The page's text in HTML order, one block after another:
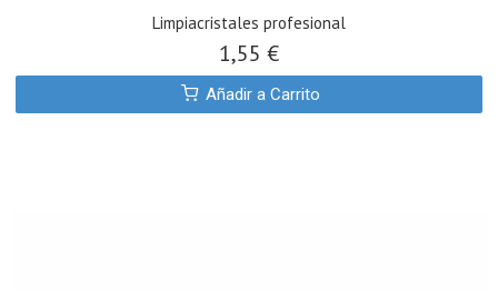
Limpiacristales profesional
1,55 €
Añadir a Carrito